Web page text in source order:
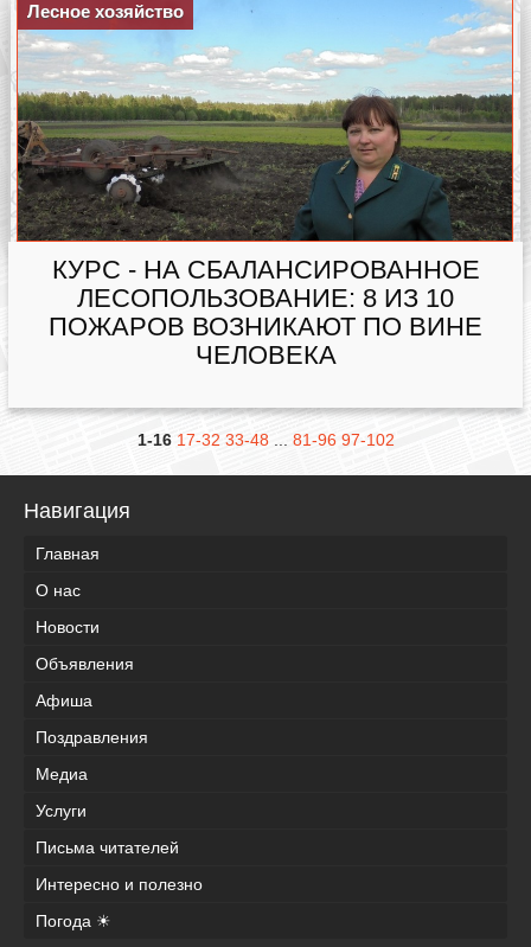
Лесное хозяйство
КУРС - НА СБАЛАНСИРОВАННОЕ
ЛЕСОПОЛЬЗОВАНИЕ: 8 ИЗ 10
ПОЖАРОВ ВОЗНИКАЮТ ПО ВИНЕ
ЧЕЛОВЕКА
1-16 17-32 33-48 ... 81-96 97-102
Навигация
Главная
О нас
Новости
Объявления
Афиша
Поздравления
Медиа
Услуги
Письма читателей
Интересно и полезно
Погода ☀